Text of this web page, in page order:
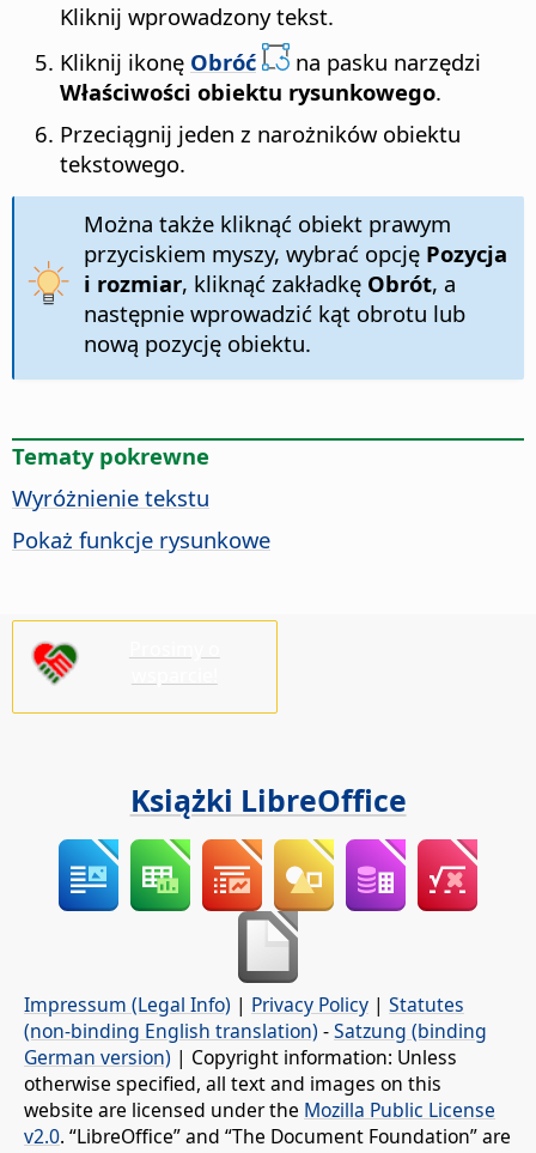
Kliknij wprowadzony tekst.
Kliknij ikonę Obróć
na pasku narzędzi
Właściwości obiektu rysunkowego.
Przeciągnij jeden z narożników obiektu
tekstowego.
Można także kliknąć obiekt prawym
przyciskiem myszy, wybrać opcję Pozycja
i rozmiar, kliknąć zakładkę Obrót, a
następnie wprowadzić kąt obrotu lub
nową pozycję obiektu.
Tematy pokrewne
Wyróżnienie tekstu
Pokaż funkcje rysunkowe
Książki LibreOffice
Impressum (Legal Info) | Privacy Policy | Statutes
(non-binding English translation) -Satzung (binding
German version) | Copyright information: Unless
otherwise specified, all text and images on this
website are licensed under the Mozilla Public License
v2.0. “LibreOffice” and “The Document Foundation” are